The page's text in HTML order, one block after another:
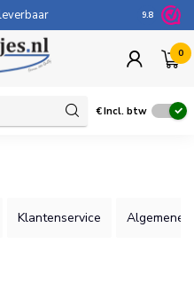
100
9.8
0
€Incl. btw
Klantenservice Algemene